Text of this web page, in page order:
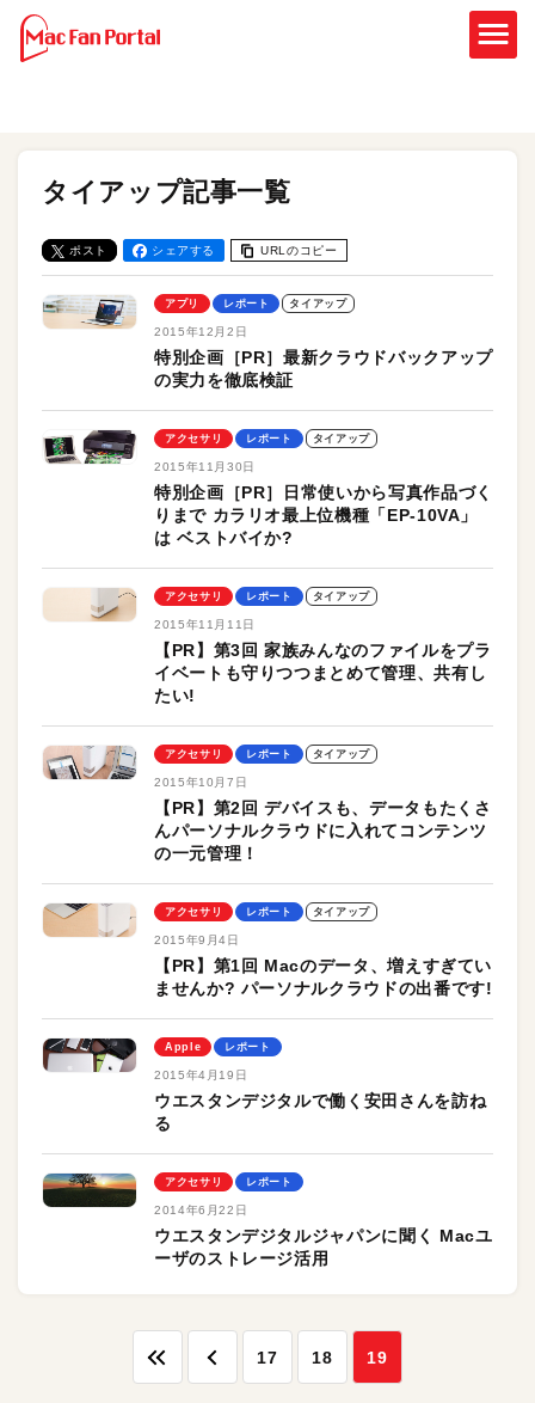
タイアップ記事一覧
ポスト シェアする URLのコピー
アプリ レポート タイアップ
2015年12月2日
特別企画［PR］最新クラウドバックアップ
の実力を徹底検証
アクセサリ レポート タイアップ
2015年11月30日
特別企画［PR］日常使いから写真作品づく
りまで カラリオ最上位機種「EP-10VA」
は ベストバイか?
アクセサリ レポート タイアップ
2015年11月11日
【PR】第3回 家族みんなのファイルをプラ
イベートも守りつつまとめて管理、共有し
たい!
アクセサリ レポート タイアップ
2015年10月7日
【PR】第2回 デバイスも、データもたくさ
んパーソナルクラウドに入れてコンテンツ
の一元管理！
アクセサリ レポート タイアップ
2015年9月4日
【PR】第1回 Macのデータ、増えすぎてい
ませんか? パーソナルクラウドの出番です!
Apple レポート
2015年4月19日
ウエスタンデジタルで働く安田さんを訪ね
る
アクセサリ レポート
2014年6月22日
ウエスタンデジタルジャパンに聞く Macユ
ーザのストレージ活用
17 18 19